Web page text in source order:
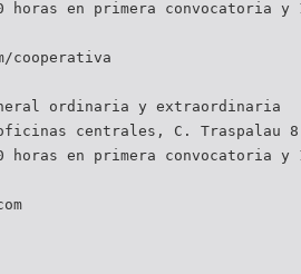
horas en primera convocatoria y
cooperativa
ordinaria y extraordinaria
centrales, C. Traspalau 8
horas en primera convocatoria y